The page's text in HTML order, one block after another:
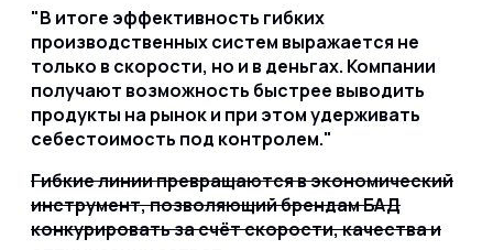
В итоге эффективность гибких
производственных систем выражается не
только в скорости, но и в деньгах. Компании
получают возможность быстрее выводить
продукты на рынок и при этом удерживать
себестоимость под контролем.
Гибкие линии превращаются в экономический
инструмент, позволяющий брендам БАД
конкурировать за счёт скорости, качества и